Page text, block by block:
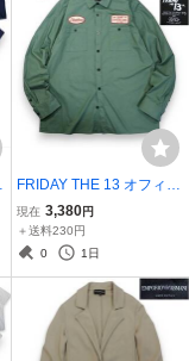
FRIDAY THE 13 オフィシ
ャル長袖ワークシャツXL
●13日の金曜日CRYSTAL
LAKE CAMP J.Voorhees
み色緑●洗濯済古着7612
現在 3,380円
＋送料230円
0
1日